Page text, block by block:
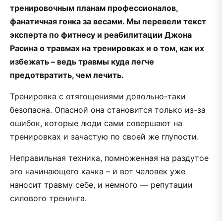
тренировочным планам профессионалов,
фанатичная гонка за весами. Мы перевели текст
эксперта по фитнесу и реабилитации Джона
Расина о травмах на тренировках и о том, как их
избежать – ведь травмы куда легче
предотвратить, чем лечить.
Тренировка с отягощениями довольно-таки
безопасна. Опасной она становится только из-за
ошибок, которые люди сами совершают на
тренировках и зачастую по своей же глупости.
Неправильная техника, помноженная на раздутое
эго начинающего качка – и вот человек уже
наносит травму себе, и немного — репутации
силового тренинга.